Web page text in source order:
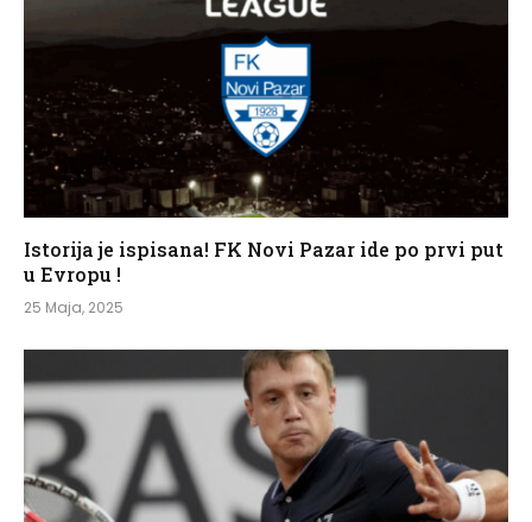
Istorija je ispisana! FK Novi Pazar ide po prvi put
u Evropu !
25 Maja, 2025